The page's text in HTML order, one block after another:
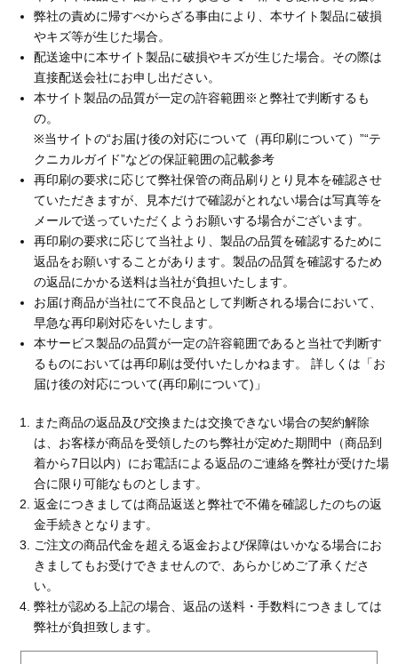
弊社の責めに帰すべからざる事由により、本サイト製品に破損
やキズ等が生じた場合。
配送途中に本サイト製品に破損やキズが生じた場合。その際は
直接配送会社にお申し出ださい。
本サイト製品の品質が一定の許容範囲※と弊社で判断するも
の。
※当サイトの“お届け後の対応について（再印刷について）”“テ
クニカルガイド”などの保証範囲の記載参考
再印刷の要求に応じて弊社保管の商品刷りとり見本を確認させ
ていただきますが、見本だけで確認がとれない場合は写真等を
メールで送っていただくようお願いする場合がございます。
再印刷の要求に応じて当社より、製品の品質を確認するために
返品をお願いすることがあります。製品の品質を確認するため
の返品にかかる送料は当社が負担いたします。
お届け商品が当社にて不良品として判断される場合において、
早急な再印刷対応をいたします。
本サービス製品の品質が一定の許容範囲であると当社で判断す
るものにおいては再印刷は受付いたしかねます。 詳しくは「お
届け後の対応について(再印刷について)」
また商品の返品及び交換または交換できない場合の契約解除
は、お客様が商品を受領したのち弊社が定めた期間中（商品到
着から7日以内）にお電話による返品のご連絡を弊社が受けた場
合に限り可能なものとします。
返金につきましては商品返送と弊社で不備を確認したのちの返
金手続きとなります。
ご注文の商品代金を超える返金および保障はいかなる場合にお
きましてもお受けできませんので、あらかじめご了承くださ
い。
弊社が認める上記の場合、返品の送料・手数料につきましては
弊社が負担致します。